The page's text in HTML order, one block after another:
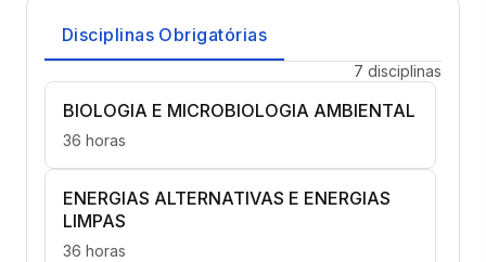
Disciplinas Obrigatórias
7 disciplinas
BIOLOGIA E MICROBIOLOGIA AMBIENTAL
36 horas
ENERGIAS ALTERNATIVAS E ENERGIAS
LIMPAS
36 horas